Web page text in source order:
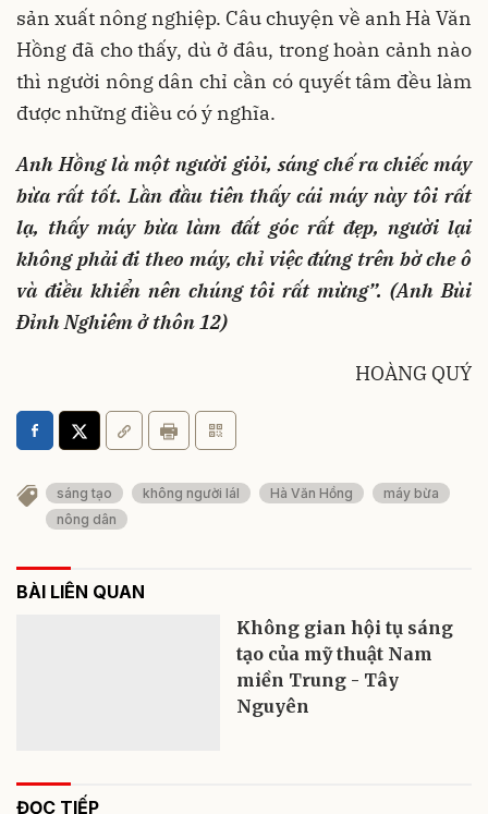
sản xuất nông nghiệp. Câu chuyện về anh Hà Văn
Hồng đã cho thấy, dù ở đâu, trong hoàn cảnh nào
thì người nông dân chỉ cần có quyết tâm đều làm
được những điều có ý nghĩa.
Anh Hồng là một người giỏi, sáng chế ra chiếc máy
bừa rất tốt. Lần đầu tiên thấy cái máy này tôi rất
lạ, thấy máy bừa làm đất góc rất đẹp, người lại
không phải đi theo máy, chỉ việc đứng trên bờ che ô
và điều khiển nên chúng tôi rất mừng”. (Anh Bùi
Đỉnh Nghiêm ở thôn 12)
HOÀNG QUÝ
sáng tạo không người láI Hà Văn Hồng
máy bừa
nông dân
BÀI LIÊN QUAN
Không gian hội tụ sáng
tạo của mỹ thuật Nam
miền Trung - Tây
Nguyên
ĐỌC TIẾP